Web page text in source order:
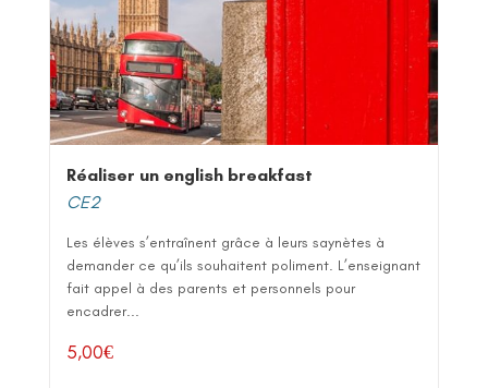
Réaliser un english breakfast
CE2
Les élèves s’entraînent grâce à leurs saynètes à
demander ce qu’ils souhaitent poliment. L’enseignant
fait appel à des parents et personnels pour
encadrer...
5,00€